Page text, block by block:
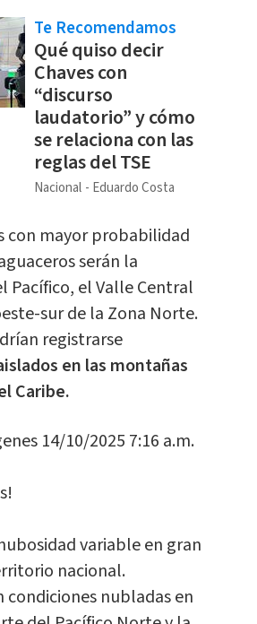
Te Recomendamos
Qué quiso decir
Chaves con
“discurso
laudatorio” y cómo
se relaciona con las
reglas del TSE
Nacional Eduardo Costa
con mayor probabilidad
serán la
Pacífico, el Valle Central
sur de la Zona Norte.
registrarse
en las montañas
Caribe.
14/10/2025 7:16 a.m.
variable en gran
nacional.
condiciones nubladas en